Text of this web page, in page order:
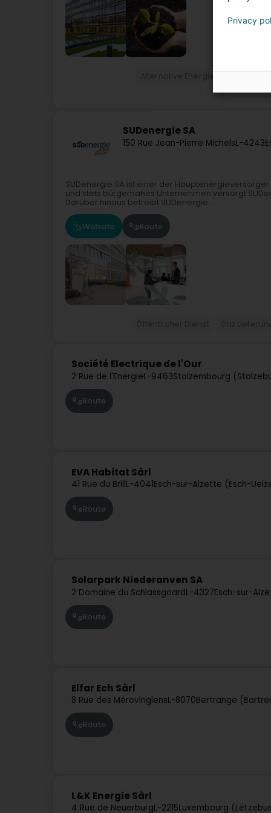
SUDenergie SA
150 Rue Jean-Pierre MichelsL-4243
SUDenergie SA ist einer der
und stets bürgernahes Unternehmen versorgt
Darüber hinaus betreibt SUDenergie...
Website Route
Société Electrique de l'Our
2 Rue de l'EnergieL-9463Stolzembourg
Route
EVA Habitat Sàrl
41 Rue du BrillL-4041Esch-sur-Alzette (Esch-
Route
Solarpark Niederanven SA
2 Domaine du SchlassgoardL-4327Esch-sur-
Route
Elfar Ech Sàrl
8 Rue des MérovingiensL-8070Bertrange
Route
L&K Energie Sàrl
4 Rue de NeuerburgL-2215Luxembourg
Privacy